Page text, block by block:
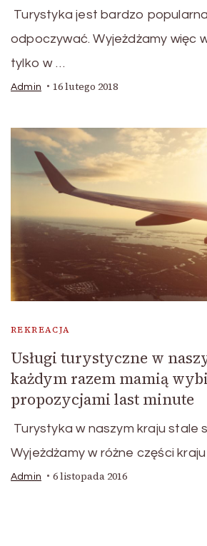
Turystyka jest bardzo
odpoczywać. Wyjeżdżamy więc
tylko w …
Admin 16 lutego 2018
REKREACJA
Usługi turystyczne w
każdym razem mamią
propozycjami last minute
Turystyka w naszym kraju stale
Wyjeżdżamy w różne części
Admin 6 listopada 2016